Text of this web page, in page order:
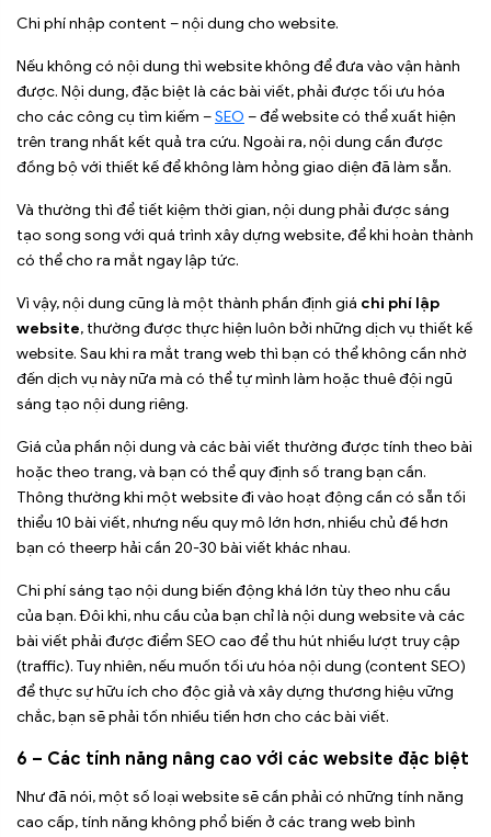
Chi phí nhập content – nội dung cho website.
Nếu không có nội dung thì website không để đưa vào vận hành
được. Nội dung, đặc biệt là các bài viết, phải được tối ưu hóa
cho các công cụ tìm kiếm –SEO – để website có thể xuất hiện
trên trang nhất kết quả tra cứu. Ngoài ra, nội dung cần được
đồng bộ với thiết kế để không làm hỏng giao diện đã làm sẵn.
Và thường thì để tiết kiệm thời gian, nội dung phải được sáng
tạo song song với quá trình xây dựng website, để khi hoàn thành
có thể cho ra mắt ngay lập tức.
Vì vậy, nội dung cũng là một thành phần định giá chi phí lập
website, thường được thực hiện luôn bởi những dịch vụ thiết kế
website. Sau khi ra mắt trang web thì bạn có thể không cần nhờ
đến dịch vụ này nữa mà có thể tự mình làm hoặc thuê đội ngũ
sáng tạo nội dung riêng.
Giá của phần nội dung và các bài viết thường được tính theo bài
hoặc theo trang, và bạn có thể quy định số trang bạn cần.
Thông thường khi một website đi vào hoạt động cần có sẵn tối
thiểu 10 bài viết, nhưng nếu quy mô lớn hơn, nhiều chủ đề hơn
bạn có theerp hải cần 20-30 bài viết khác nhau.
Chi phí sáng tạo nội dung biến động khá lớn tùy theo nhu cầu
của bạn. Đôi khi, nhu cầu của bạn chỉ là nội dung website và các
bài viết phải được điểm SEO cao để thu hút nhiều lượt truy cập
(traffic). Tuy nhiên, nếu muốn tối ưu hóa nội dung (content SEO)
để thực sự hữu ích cho độc giả và xây dựng thương hiệu vững
chắc, bạn sẽ phải tốn nhiều tiền hơn cho các bài viết.
6 – Các tính năng nâng cao với các website đặc biệt
Như đã nói, một số loại website sẽ cần phải có những tính năng
cao cấp, tính năng không phổ biến ở các trang web bình